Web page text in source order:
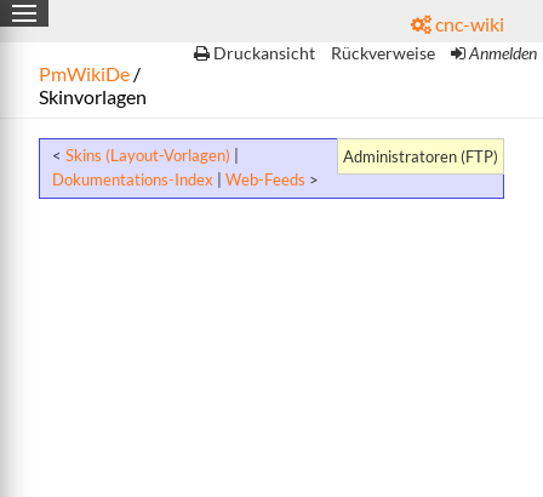
cnc-wiki
Druckansicht Rückverweise Anmelden
PmWikiDe /
Skinvorlagen
Administratoren (FTP)
< Skins (Layout-Vorlagen)
Dokumentations-Index
Web-Feeds >